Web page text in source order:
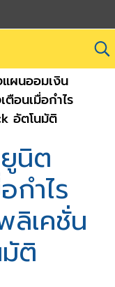
แผนออมเงิน
อนเมื่อกำไร
อัตโนมัติ
นิต
กำไร
เคชั่น
ติ